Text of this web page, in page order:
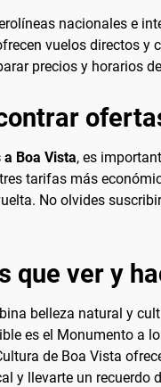
nacionales e
vuelos directos
precios y horarios
Boa Vista, es
tarifas más
No olvides
que ver y
belleza natural y
es el Monumento a
de Boa Vista
y llevarte un recuerdo